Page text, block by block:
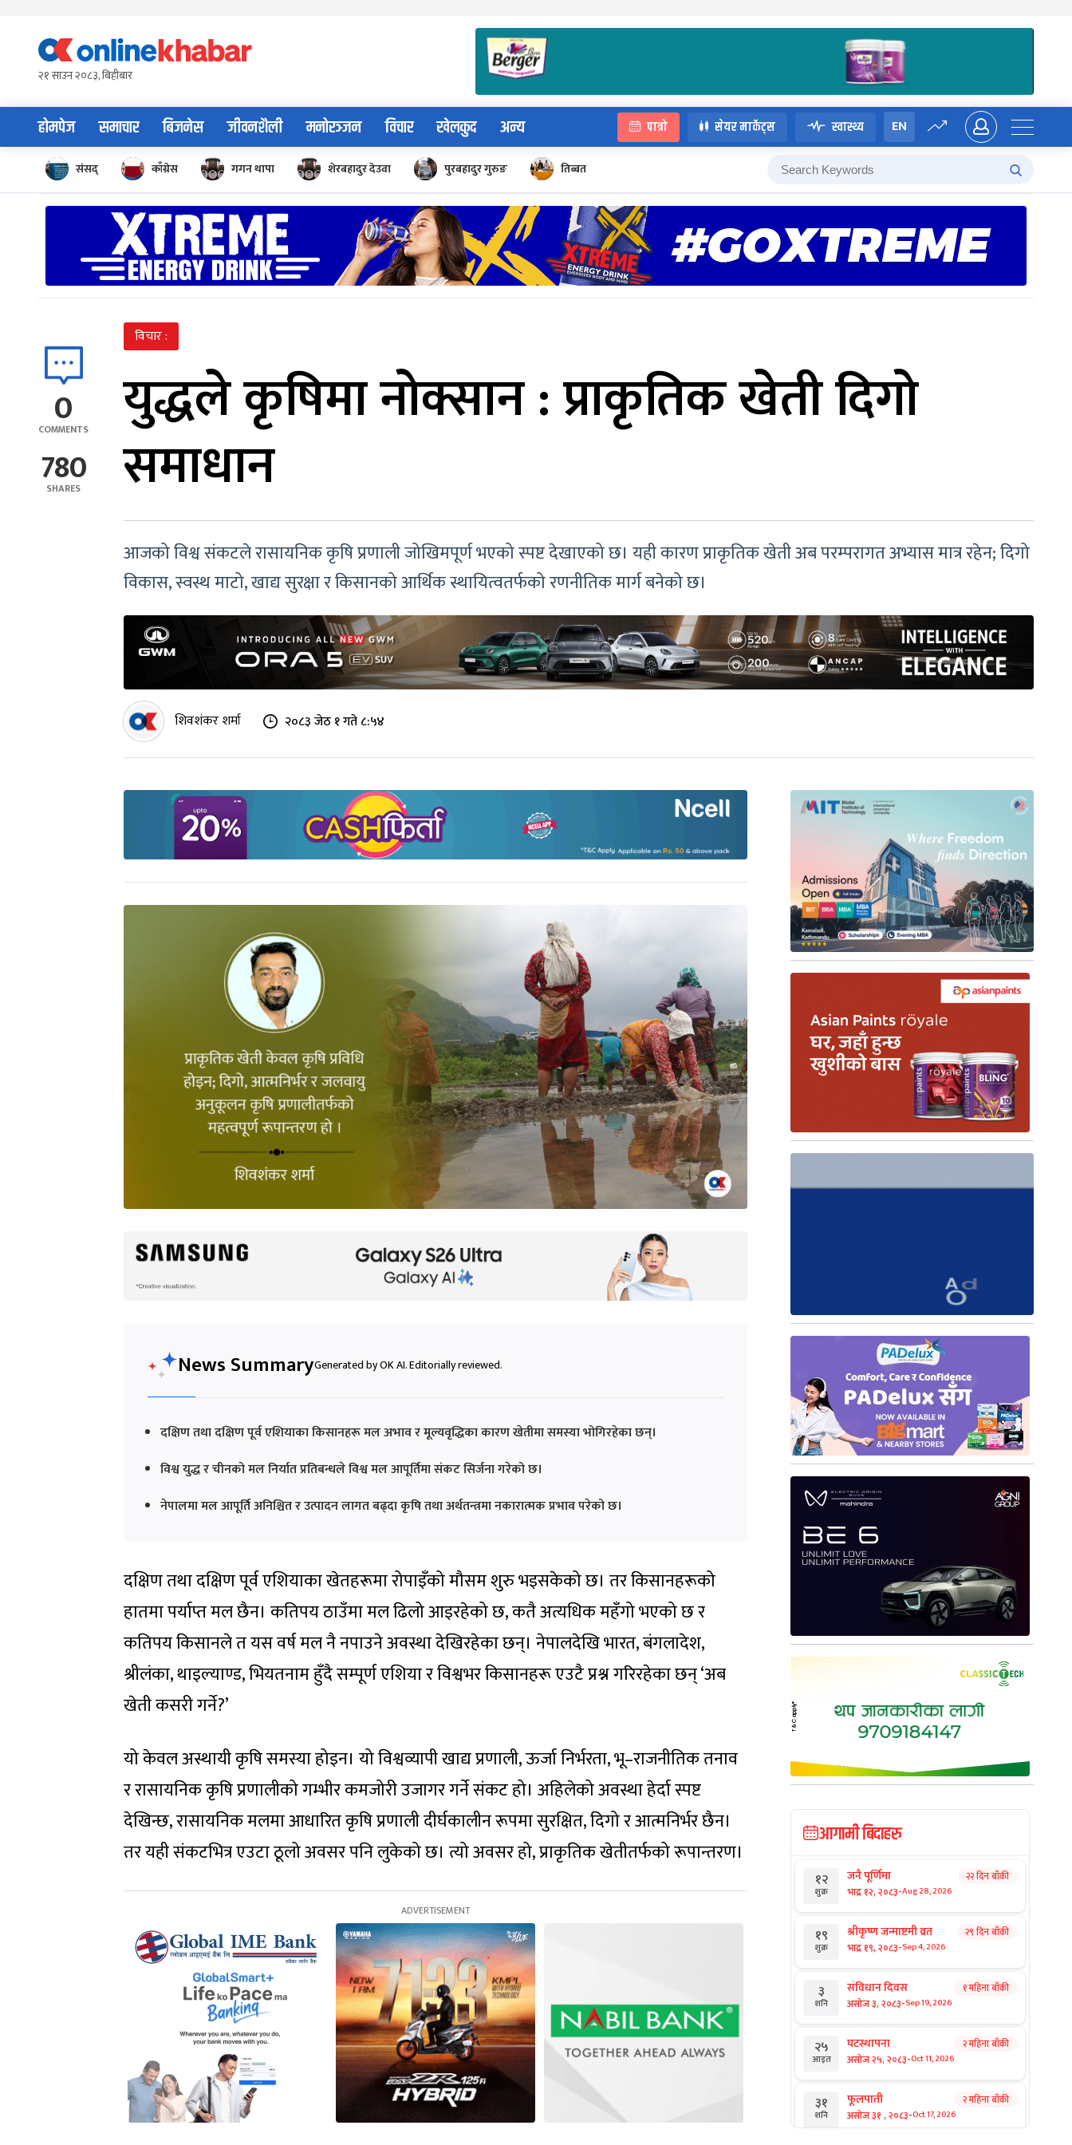
content२१ साउन २०८३, बिहीबार
होमपेज समाचार बिजनेस जीवनशैली मनोरञ्जन विचार खेलकुद अन्य पात्रो सेयर मार्केट्स स्वास्थ्य EN
संसद् काँग्रेस गगन थापा शेरबहादुर देउवा पुरबहादुर गुरुङ तिब्बत
0
COMMENTS
780
SHARES
विचार :
युद्धले कृषिमा नोक्सान : प्राकृतिक खेती दिगो
समाधान
आजको विश्व संकटले रासायनिक कृषि प्रणाली जोखिमपूर्ण भएको स्पष्ट देखाएको छ। यही कारण प्राकृतिक खेती अब परम्परागत अभ्यास मात्र रहेन; दिगो
विकास, स्वस्थ माटो, खाद्य सुरक्षा र किसानको आर्थिक स्थायित्वतर्फको रणनीतिक मार्ग बनेको छ।
शिवशंकर शर्मा २०८३ जेठ १ गते ८:५४
News SummaryGenerated by OK AI. Editorially reviewed.
दक्षिण तथा दक्षिण पूर्व एशियाका किसानहरू मल अभाव र मूल्यवृद्धिका कारण खेतीमा समस्या भोगिरहेका छन्।
विश्व युद्ध र चीनको मल निर्यात प्रतिबन्धले विश्व मल आपूर्तिमा संकट सिर्जना गरेको छ।
नेपालमा मल आपूर्ति अनिश्चित र उत्पादन लागत बढ्दा कृषि तथा अर्थतन्त्रमा नकारात्मक प्रभाव परेको छ।
दक्षिण तथा दक्षिण पूर्व एशियाका खेतहरूमा रोपाइँको मौसम शुरु भइसकेको छ। तर किसानहरूको
हातमा पर्याप्त मल छैन। कतिपय ठाउँमा मल ढिलो आइरहेको छ, कतै अत्यधिक महँगो भएको छ र
कतिपय किसानले त यस वर्ष मल नै नपाउने अवस्था देखिरहेका छन्। नेपालदेखि भारत, बंगलादेश,
श्रीलंका, थाइल्याण्ड, भियतनाम हुँदै सम्पूर्ण एशिया र विश्वभर किसानहरू एउटै प्रश्न गरिरहेका छन् ‘अब
खेती कसरी गर्ने?’
यो केवल अस्थायी कृषि समस्या होइन। यो विश्वव्यापी खाद्य प्रणाली, ऊर्जा निर्भरता, भू–राजनीतिक तनाव
र रासायनिक कृषि प्रणालीको गम्भीर कमजोरी उजागर गर्ने संकट हो। अहिलेको अवस्था हेर्दा स्पष्ट
देखिन्छ, रासायनिक मलमा आधारित कृषि प्रणाली दीर्घकालीन रूपमा सुरक्षित, दिगो र आत्मनिर्भर छैन।
तर यही संकटभित्र एउटा ठूलो अवसर पनि लुकेको छ। त्यो अवसर हो, प्राकृतिक खेतीतर्फको रूपान्तरण।
आगामी बिदाहरु
१२
शुक्र
जनै पूर्णिमा
भाद्र १२, २०८३-Aug 28, 2026
२२ दिन बाँकी
१९
शुक्र
श्रीकृष्ण जन्माष्टमी व्रत
भाद्र १९, २०८३-Sep 4, 2026
२९ दिन बाँकी
३
शनि
संविधान दिवस
असोज ३, २०८३-Sep 19, 2026
१ महिना बाँकी
२५
आइत
घटस्थापना
असोज २५, २०८३-Oct 11, 2026
२ महिना बाँकी
३१
शनि
फूलपाती
असोज ३१ , २०८३-Oct 17, 2026
२ महिना बाँकी